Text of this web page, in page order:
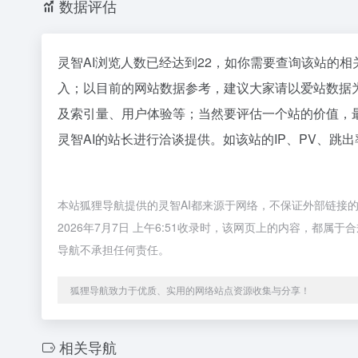
数据评估
灵智AI浏览人数已经达到22，如你需要查询该站的
入；以目前的网站数据参考，建议大家请以爱站数
及索引量、用户体验等；当然要评估一个站的价值
灵智AI的站长进行洽谈提供。如该站的IP、PV、跳
本站狐狸导航提供的灵智AI都来源于网络，不保证外部链接
2026年7月7日 上午6:51收录时，该网页上的内容，都属于
导航不承担任何责任。
狐狸导航致力于优质、实用的网络站点资源收集与分享！
相关导航